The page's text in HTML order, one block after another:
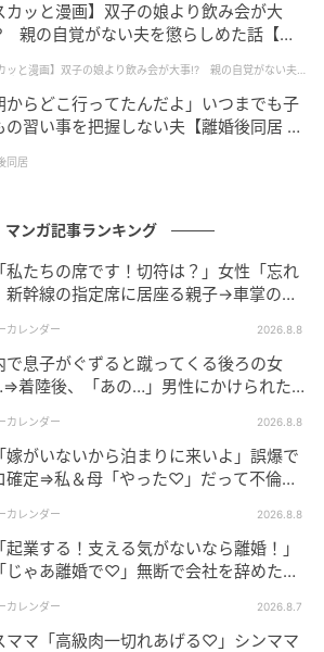
れると、腫瘍がある場所（背骨）
胸、おなか周りに痛みが出ること
）。「場所が違うから」と放置せ
経の異常を疑うことも大切です。
の入りにくさ」は赤信号
く、足のしびれ、歩きにくさ、排
た場合は、脊髄への圧迫が強まっ
一刻も早い精密検査（MRI）が必
ンは「前向きな権利」
常に高度な技術を要します。施設
鏡やモニタリング機器）や専門医
め、納得がいかない場合は他の専
は医学的にも推奨される正当な権
当時の情報であり、現在と異なる
事の内容は個人の感想です。
カッと漫画】双子の娘より飲み会が大
親の自覚がない夫を懲らしめた話【第1
ッと漫画】双子の娘より飲み会が大事!? 親の自覚がない夫を
めた話
からどこ行ってたんだよ」いつまでも子
の習い事を把握しない夫【離婚後同居 Vo
同居
マンガ記事ランキング
私たちの席です！切符は？」女性「忘れ
新幹線の指定席に居座る親子→車掌の注
カレンダー 2026.8.8
で息子がぐずると蹴ってくる後ろの女
着陸後、「あの…」男性にかけられた驚
カレンダー 2026.8.8
嫁がいないから泊まりに来いよ」誤爆で
確定⇒私＆母「やった♡」だって不倫相
カレンダー 2026.8.8
起業する！支える気がないなら離婚！」
じゃあ離婚で♡」無断で会社を辞めた元
カレンダー 2026.8.7
ママ「高級肉一切れあげる♡」シンママ